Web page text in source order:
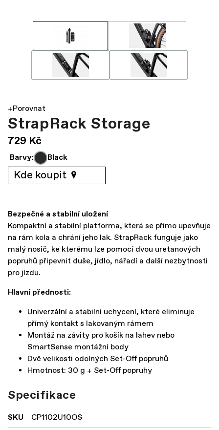
+Porovnat
StrapRack Storage
729 Kč
Barvy: Black
Kde koupit
Bezpečné a stabilní uložení
Kompaktní a stabilní platforma, která se přímo upevňuje
na rám kola a chrání jeho lak. StrapRack funguje jako
malý nosič, ke kterému lze pomocí dvou uretanových
popruhů připevnit duše, jídlo, nářadí a další nezbytnosti
pro jízdu.
Hlavní přednosti:
Univerzální a stabilní uchycení, které eliminuje
přímý kontakt s lakovaným rámem
Montáž na závity pro košík na lahev nebo
SmartSense montážní body
Dvě velikosti odolných Set-Off popruhů
Hmotnost: 30 g + Set-Off popruhy
Specifikace
SKU CP1102U10OS